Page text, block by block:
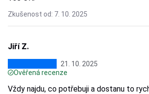
Zkušenost od: 7. 10. 2025
Jiří Z.
21. 10. 2025
Ověřená recenze
Vždy najdu, co potřebuji a dostanu to